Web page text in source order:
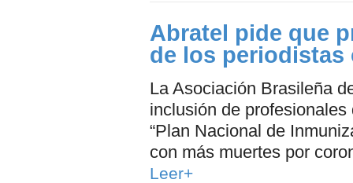
Abratel pide que
de los periodistas
La Asociación Brasileña
inclusión de
“Plan Nacional de
con más muertes por
Leer+